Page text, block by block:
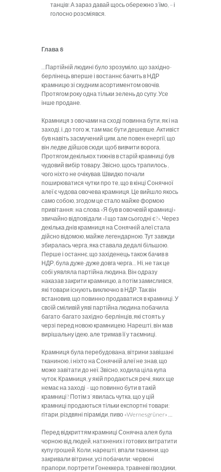
танців! А зараз давай щось обережно з’їмо, – і
голосно розсміявся.
Глава 8
Партійній людині було зрозуміло, що західно-
берлінець вперше і востаннє бачить в НДР
крамницю зі скудним асортиментом овочів.
Протягом року одна тільки зелень до супу. Усе
інше продане.
Крамниця з овочами на сході повинна бути, як і на
заході, і, до того ж, там має бути дешевше. Активіст
був навіть засмучений цим, але повен енергії, що
він ледве дійшов сюди, щоб вивчити ворога.
Протягом декількох тижнів в старій крамниці був
чудовий вибір товару. Звісно, щось трапилось ,
чого ніхто не очікував. Швидко почали
поширюватися чутки про те, що в кінці Сонячної
алеї є чудова овочева крамниця. Це вийшло якось
само собою, згодом це стало майже формою
привітання: на слова «Я був в овочевій крамниці»
звичайно відповідали «І що там сьогодні є?». Через
декілька днів крамниця на Сонячній алеї стала
дійсно відомою, майже легендарною. Тут завжди
збиралась черга, яка ставала дедалі більшою.
Перше і останнє, що західенець також бачив в
НДР, була дуже-дуже довга черга… Ні, не так це
собі уявляла партійна людина. Він одразу
наказав закрити крамницю, а потім замислився,
які товари існують виключно в НДР. Так він
встановив, що повинно продаватися в крамниці. У
своїй сміливій уяві партійна людина побачила
багато-багато західно-берлінців, які стоять у
черзі перед новою крамницею. Нарешті, він мав
вирішальну ідею, але тримав її у таємниці.
Крамниця була перебудована, вітрини завішані
тканиною, і ніхто на Сонячній алеї не знав, що
може завітати до неї. Звісно, ходила ціла купа
чуток. Крамниця, у якій продаються речі, яких ще
немає на заході – що повинно бути в такій
крамниці? Потім з`явилась чутка, що у цій
крамниці продаються тільки експортні товари:
гітари, різдвяні піраміди, пиво «Wernesgrüner» …
Перед відкриттям крамниці Сонячна алея була
чорною від людей, натхнених і готових витратити
купу грошей. Коли, нарешті, впали тканини, що
закривали вітрини, усі побачили: червоні
прапори, портрети Гонеккера, травневі гвоздики,